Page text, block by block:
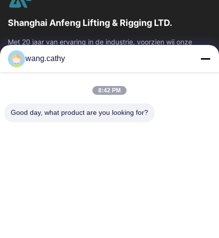
Shanghai Anfeng Lifting & Rigging LTD.
Met 20 jaar van ervaring in de industrie, voorzien wij onze
klanten van premie die & producten en douane-ontworpen het
opheffen oplossingen...
Snelle Links
Producten
Video's
Ongeveer Ons
wang.cathy
8:42 PM
Good day, what product are you looking for?